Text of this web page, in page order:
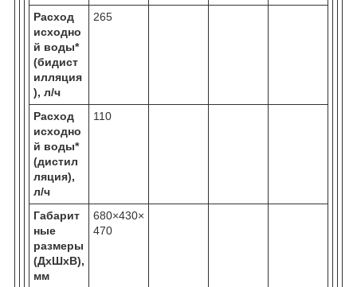
Расход
исходно
й воды*
(бидист
илляция
), л/ч
265
Расход
исходно
й воды*
(дистил
ляция),
л/ч
110
Габарит
ные
размеры
(ДхШхВ),
мм
680×430×
470